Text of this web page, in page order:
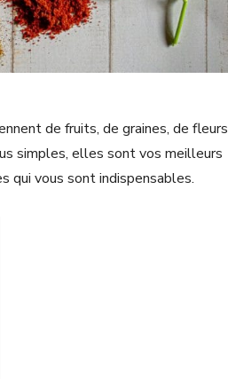
de fruits, de graines, de fleurs
simples, elles sont vos meilleurs
qui vous sont indispensables.